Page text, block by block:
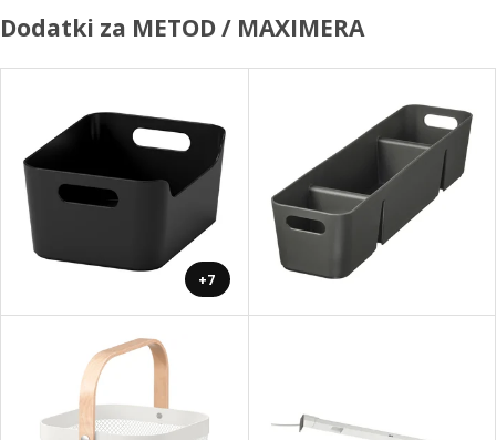
Dodatki za METOD / MAXIMERA
+7